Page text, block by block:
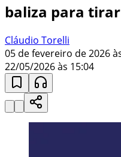
baliza para
Cláudio Torelli
05 de fevereiro de 2026
22/05/2026 às 15:04